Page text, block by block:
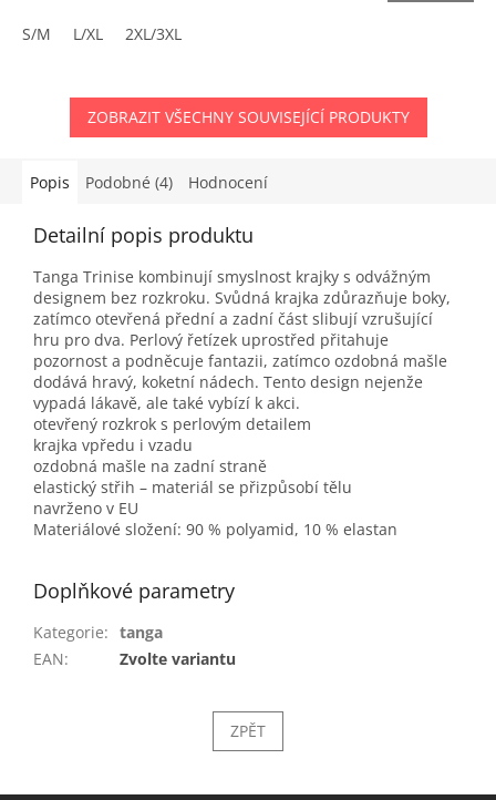
S/M L/XL 2XL/3XL
ZOBRAZIT VŠECHNY SOUVISEJÍCÍ PRODUKTY
Popis Podobné (4) Hodnocení
Detailní popis produktu
Tanga Trinise kombinují smyslnost krajky s odvážným
designem bez rozkroku. Svůdná krajka zdůrazňuje boky,
zatímco otevřená přední a zadní část slibují vzrušující
hru pro dva. Perlový řetízek uprostřed přitahuje
pozornost a podněcuje fantazii, zatímco ozdobná mašle
dodává hravý, koketní nádech. Tento design nejenže
vypadá lákavě, ale také vybízí k akci.
otevřený rozkrok s perlovým detailem
krajka vpředu i vzadu
ozdobná mašle na zadní straně
elastický střih – materiál se přizpůsobí tělu
navrženo v EU
Materiálové složení: 90 % polyamid, 10 % elastan
Doplňkové parametry
Kategorie: tanga
EAN: Zvolte variantu
ZPĚT